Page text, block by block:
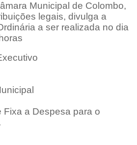
Municipal de Colombo,
legais, divulga a
a ser realizada no dia
Fixa a Despesa para o